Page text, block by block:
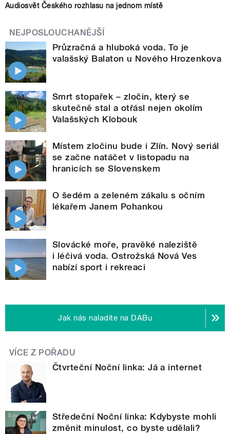
Audiosvět Českého rozhlasu na jednom místě
NEJPOSLOUCHANĚJŠÍ
Průzračná a hluboká voda. To je
valašský Balaton u Nového Hrozenkova
Smrt stopařek – zločin, který se
skutečně stal a otřásl nejen okolím
Valašských Klobouk
Místem zločinu bude i Zlín. Nový seriál
se začne natáčet v listopadu na
hranicích se Slovenskem
O šedém a zeleném zákalu s očním
lékařem Janem Pohankou
Slovácké moře, pravěké naleziště
i léčivá voda. Ostrožská Nová Ves
nabízí sport i rekreaci
Jak nás naladíte na DABu
VÍCE Z POŘADU
Čtvrteční Noční linka: Já a internet
Středeční Noční linka: Kdybyste mohli
změnit minulost, co byste udělali?